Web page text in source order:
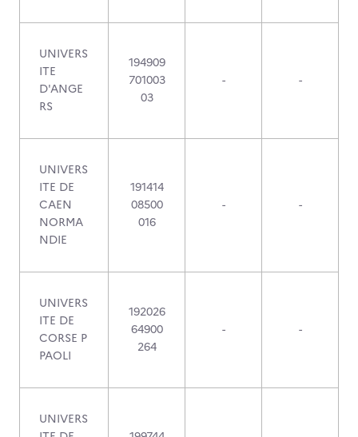
UNIVERS
ITE
D'ANGE
RS
194909
701003
03
- -
UNIVERS
ITE DE
CAEN
NORMA
NDIE
191414
08500
016
- -
UNIVERS
ITE DE
CORSE P
PAOLI
192026
64900
264
- -
UNIVERS